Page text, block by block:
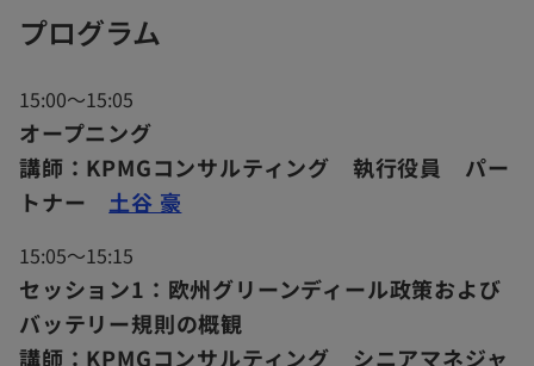
プログラム
15:00～15:05
オープニング
講師：KPMGコンサルティング 執行役員 パー
トナー 土谷 豪
15:05～15:15
セッション1：欧州グリーンディール政策および
バッテリー規則の概観
講師：KPMGコンサルティング シニアマネジャ